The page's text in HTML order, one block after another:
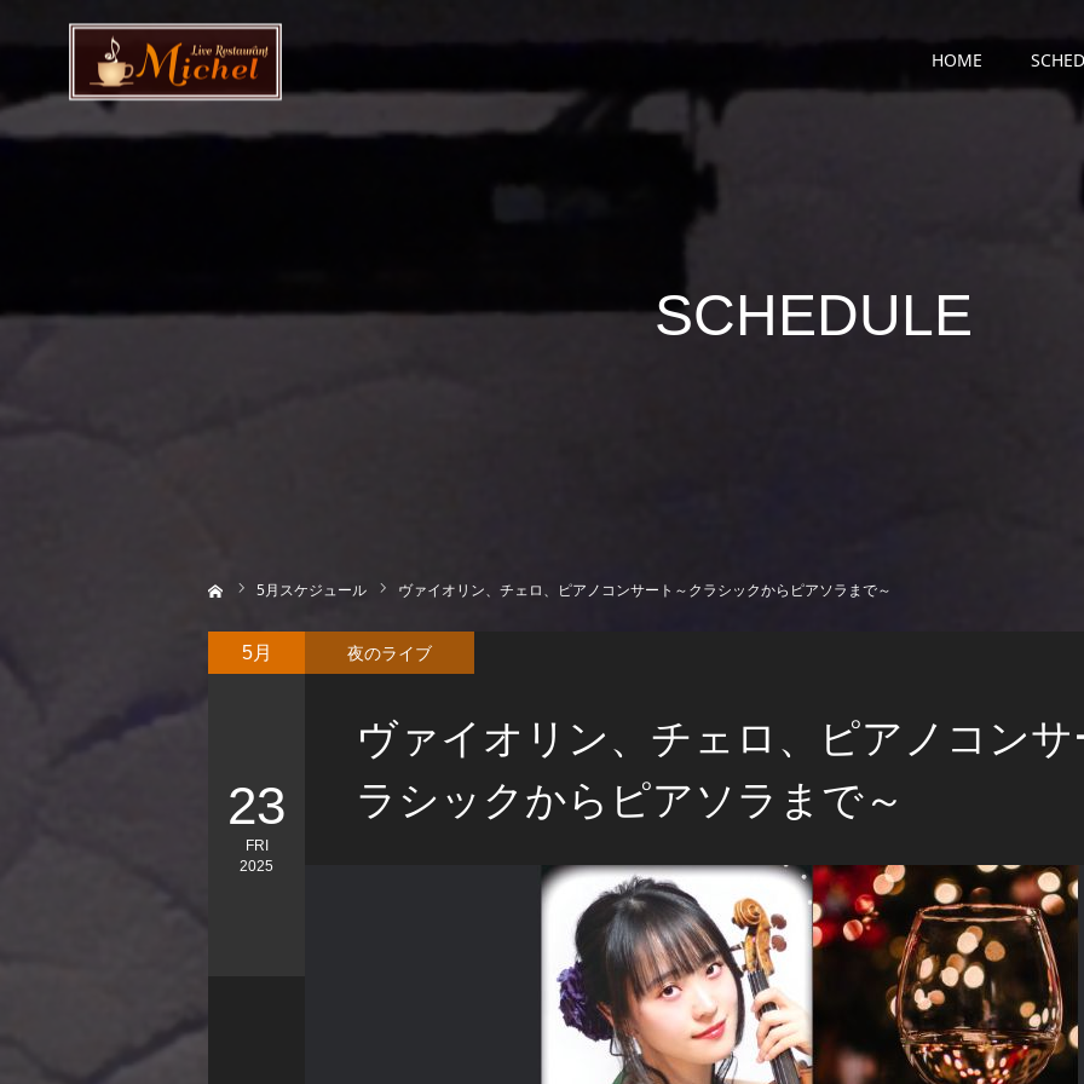
HOME
SCHEDULE
5月スケジュール ヴァイオリン、チェロ、ピアノコンサート～クラシックからピアソラまで～
ヴァイオリン、チェロ、ピアノコン
ラシックからピアソラまで～
5月
23
FRI
2025
夜のライブ